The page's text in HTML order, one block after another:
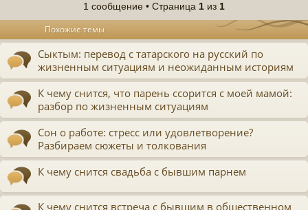
у
ь
к
н
а
1 сообщение • Страница 1 из 1
Похожие темы
Сыктым: перевод с татарского на русский по
жизненным ситуациям и неожиданным историям
К чему снится, что парень ссорится с моей мамой:
разбор по жизненным ситуациям
Сон о работе: стресс или удовлетворение?
Разбираем сюжеты и толкования
К чему снится свадьба с бывшим парнем
К чему снится встреча с бывшим в общественном